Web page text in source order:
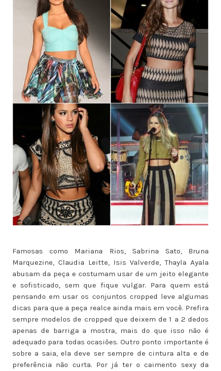
Famosas como Mariana Rios, Sabrina Sato, Bruna
Marquezine, Claudia Leitte, Isis Valverde, Thayla Ayala
abusam da peça e costumam usar de um jeito elegante
e sofisticado, sem que fique vulgar. Para quem está
pensando em usar os conjuntos cropped leve algumas
dicas para que a peça realce ainda mais em você. Prefira
sempre modelos de cropped que deixem de 1 a 2 dedos
apenas de barriga a mostra, mais do que isso não é
adequado para todas ocasiões. Outro ponto importante é
sobre a saia, ela deve ser sempre de cintura alta e de
preferência não curta. Por já ter o caimento sexy da